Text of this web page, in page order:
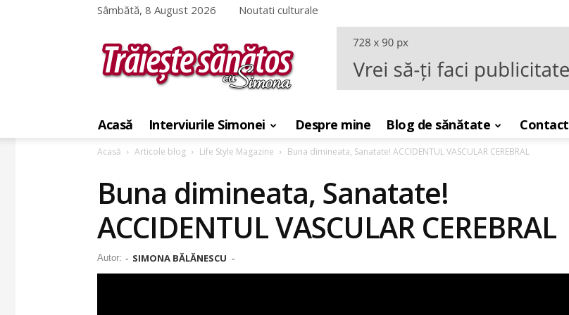
Sâmbătă, 8 August 2026 Noutati culturale
sanatos
Simona
Acasă Interviurile Simonei Despre mine Blog de sănătate Contact
Acasă Articole blog Life Style Magazine Buna dimineata, Sanatate! ACCIDENTUL VASCULAR CEREBRAL
Buna dimineata, Sanatate!
ACCIDENTUL VASCULAR CEREBRAL
Autor: - SIMONA BĂLĂNESCU -